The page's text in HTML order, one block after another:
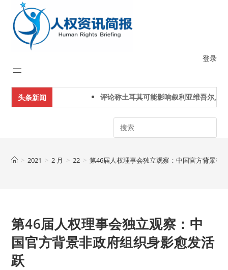
content
登录
头条新闻 评论称土耳其可能影响叙利亚维吾尔人下
Search
> 2021 > 2 月 > 22 > 第46届人权理事会独立观察：中国官方背景非
第46届人权理事会独立观察：中
国官方背景非政府组织身影愈发活
跃